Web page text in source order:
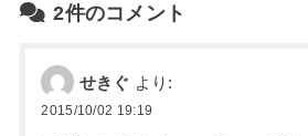
2件のコメント
せきぐ より:
2015/10/02 19:19